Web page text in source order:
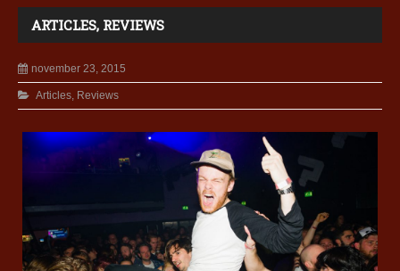
ARTICLES, REVIEWS
november 23, 2015
Articles, Reviews